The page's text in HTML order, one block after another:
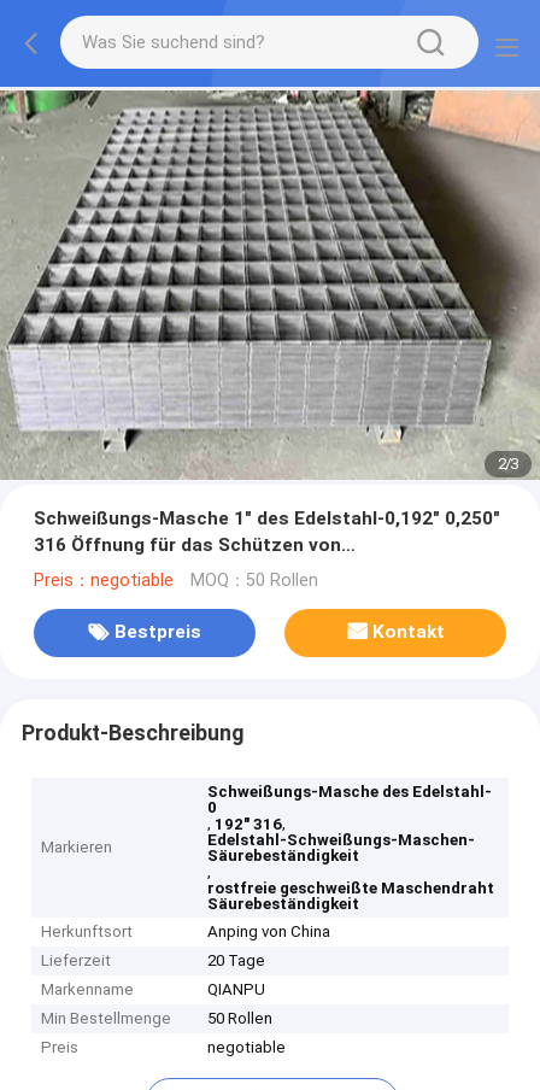
2/3
Schweißungs-Masche 1" des Edelstahl-0,192" 0,250"
316 Öffnung für das Schützen von
Säurebeständigkeit
Preis：negotiable MOQ：50 Rollen
Bestpreis Kontakt
Produkt-Beschreibung
Markieren
Schweißungs-Masche des Edelstahl-
0
, 192" 316,
Edelstahl-Schweißungs-Maschen-
Säurebeständigkeit
,
rostfreie geschweißte Maschendraht
Säurebeständigkeit
Herkunftsort
Anping von China
Lieferzeit
20 Tage
Markenname
QIANPU
Min Bestellmenge
50 Rollen
Preis
negotiable